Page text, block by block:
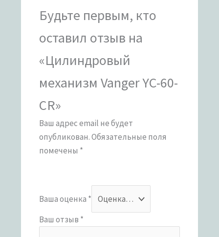
Будьте первым, кто
оставил отзыв на
«Цилиндровый
механизм Vanger YC-60-
CR»
Ваш адрес email не будет
опубликован.Обязательные поля
помечены *
Ваша оценка *
Ваш отзыв *